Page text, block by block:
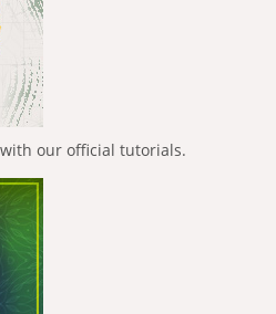
our official tutorials.